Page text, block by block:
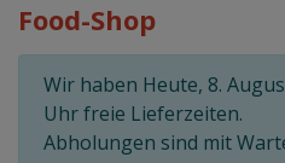
Food-Shop
Wir haben Heute, 8.
Uhr freie Lieferzeiten.
Abholungen sind mit